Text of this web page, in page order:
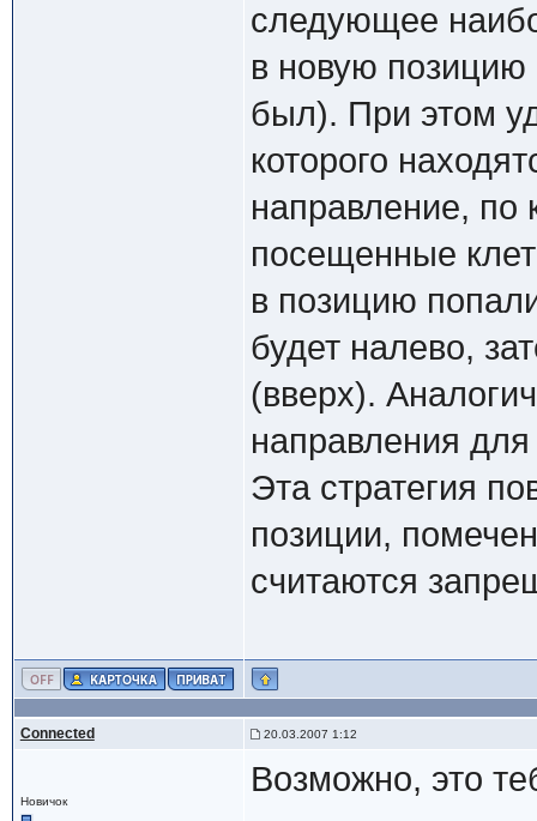
следующее
в новую позицию
был). При этом
которого
направление, по
посещенные
в позицию
будет налево,
(вверх).
направления
Эта стратегия
позиции,
считаются
Connected 20.03.2007 1:12
Новичок
Возможно, это